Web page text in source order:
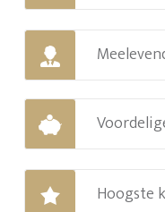
Hoogste